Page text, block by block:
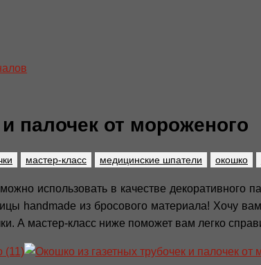
палочек от мороженого
мастер-класс медицинские шпатели окошко
использовать в качестве
handmade из бросового материала! Хочу
А мастер-класс ниже поможет вам легко